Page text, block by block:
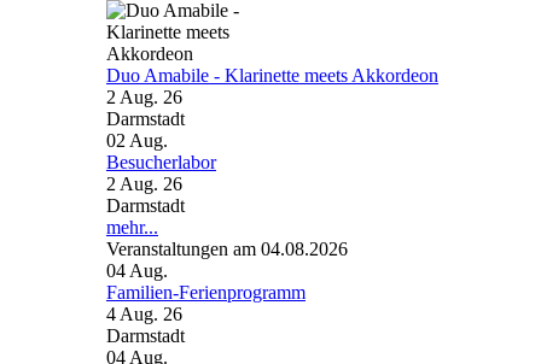
Duo Amabile - Klarinette meets Akkordeon
2 Aug. 26
Darmstadt
02 Aug.
Besucherlabor
2 Aug. 26
Darmstadt
mehr...
Veranstaltungen am 04.08.2026
04 Aug.
Familien-Ferienprogramm
4 Aug. 26
Darmstadt
04 Aug.